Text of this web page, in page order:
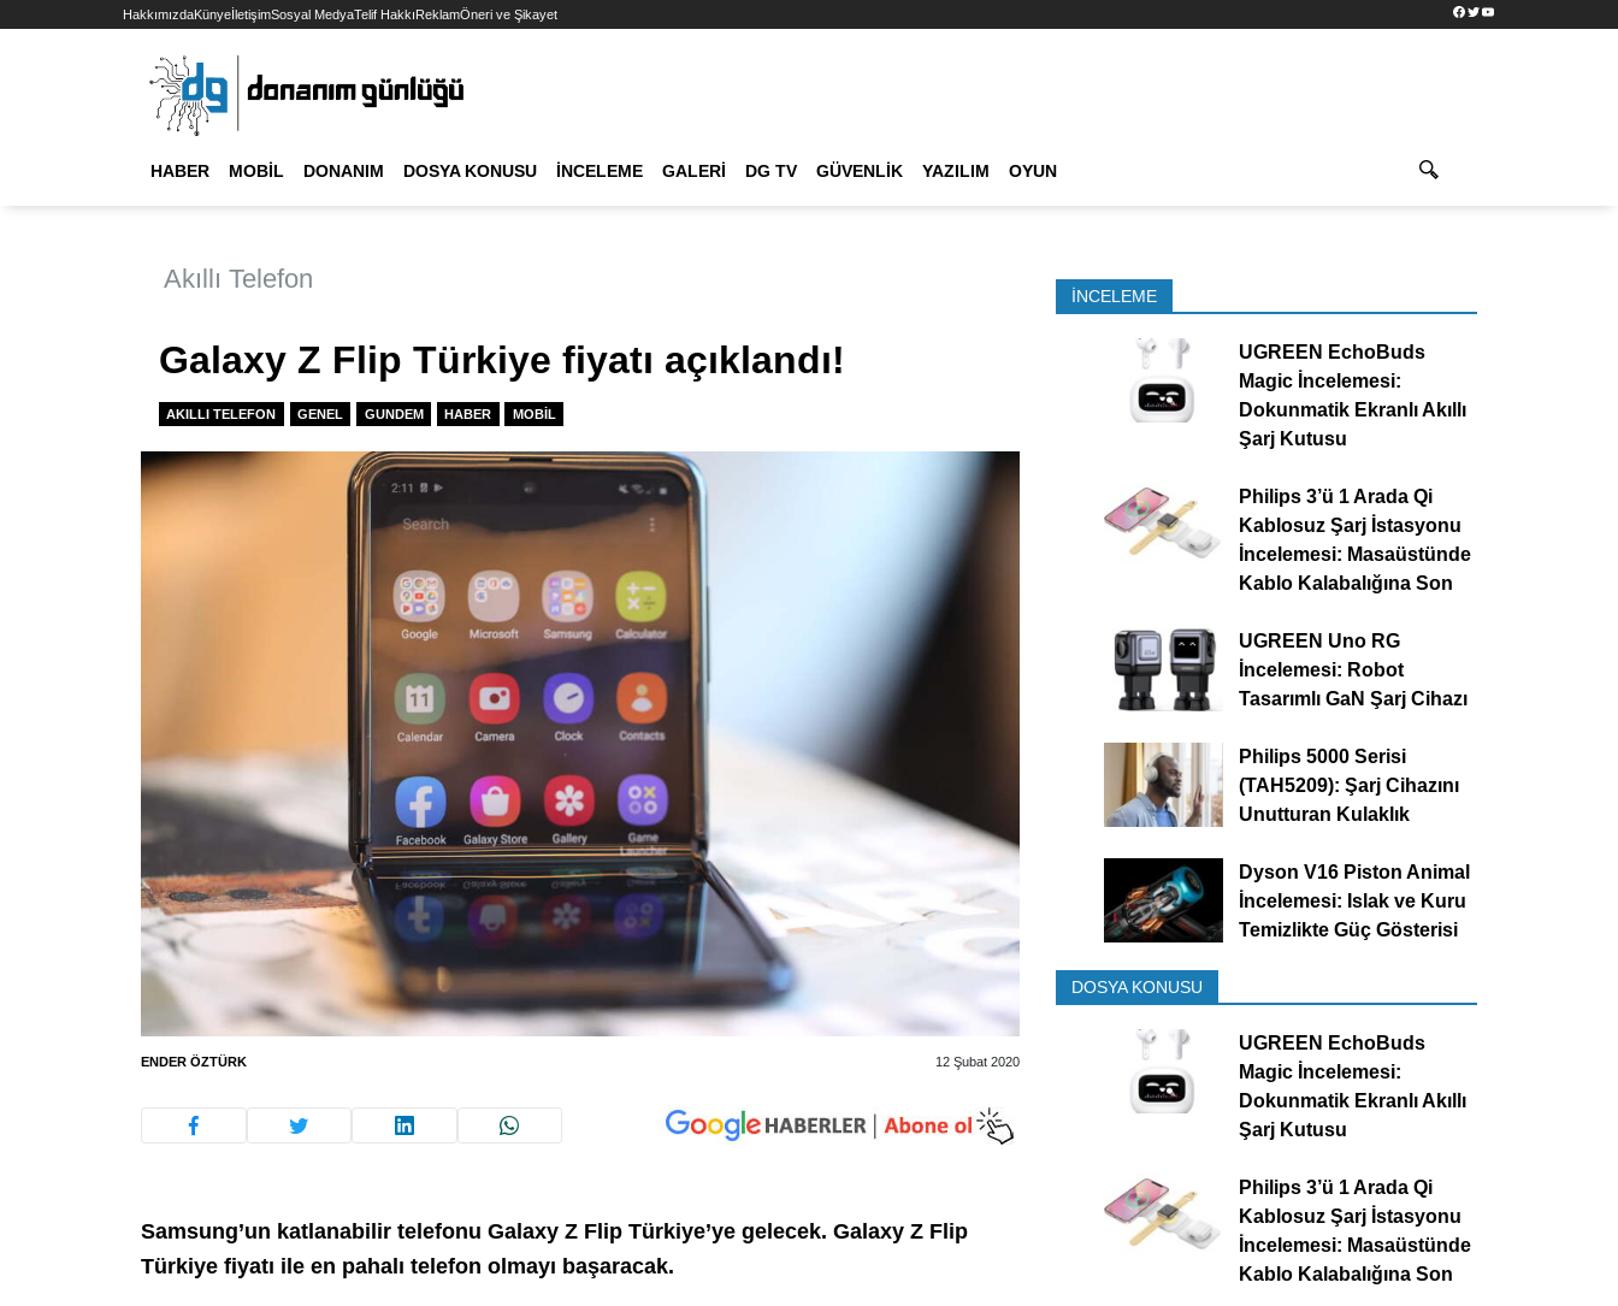
HakkımızdaKünyeİletişimSosyal MedyaTelif HakkıReklamÖneri ve Şikayet Facebook
TwitterYouTube
HABER MOBIL DONANIM DOSYA KONUSU İNCELEME GALERI DG TV GÜVENLIK YAZILIM OYUN
Akıllı Telefon
Galaxy Z Flip Türkiye fiyatı açıklandı!
AKILLI TELEFON GENEL GUNDEM HABER MOBIL
ENDER ÖZTÜRK 12 Şubat 2020
Samsung’un katlanabilir telefonu Galaxy Z Flip Türkiye’ye gelecek. Galaxy Z Flip
Türkiye fiyatı ile en pahalı telefon olmayı başaracak.
İNCELEME
UGREEN EchoBuds
Magic İncelemesi:
Dokunmatik Ekranlı Akıllı
Şarj Kutusu
Philips 3’ü 1 Arada Qi
Kablosuz Şarj İstasyonu
İncelemesi: Masaüstünde
Kablo Kalabalığına Son
UGREEN Uno RG
İncelemesi: Robot
Tasarımlı GaN Şarj Cihazı
Philips 5000 Serisi
(TAH5209): Şarj Cihazını
Unutturan Kulaklık
Dyson V16 Piston Animal
İncelemesi: Islak ve Kuru
Temizlikte Güç Gösterisi
DOSYA KONUSU
UGREEN EchoBuds
Magic İncelemesi:
Dokunmatik Ekranlı Akıllı
Şarj Kutusu
Philips 3’ü 1 Arada Qi
Kablosuz Şarj İstasyonu
İncelemesi: Masaüstünde
Kablo Kalabalığına Son